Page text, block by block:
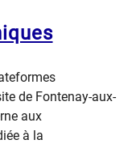
de Fontenay-aux-
aux
à la